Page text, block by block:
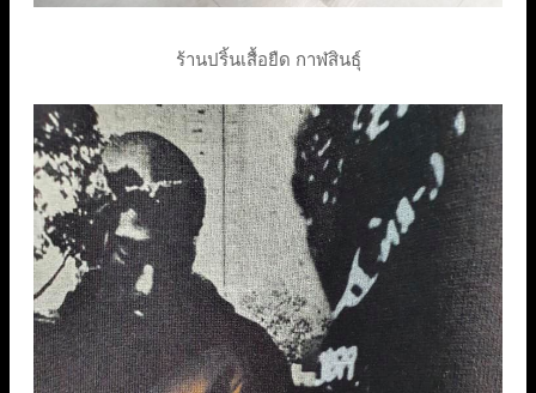
ร้านปริ้นเสื้อยืด กาฬสินธุ์